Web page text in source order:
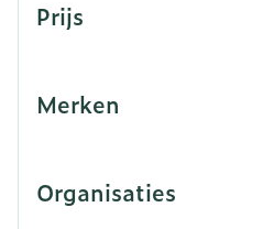
Prijs
Merken
Organisaties